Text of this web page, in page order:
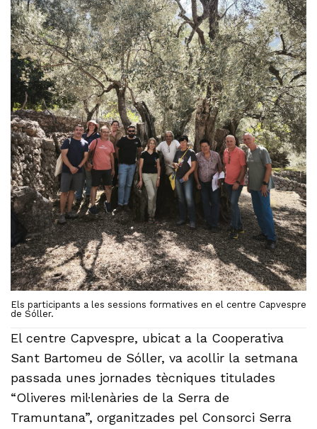
Els participants a les sessions formatives en el centre Capvespre
de Sóller.
El centre Capvespre, ubicat a la Cooperativa
Sant Bartomeu de Sóller, va acollir la setmana
passada unes jornades tècniques titulades
“Oliveres mil·lenàries de la Serra de
Tramuntana”, organitzades pel Consorci Serra